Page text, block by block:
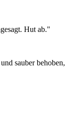
Hut ab."
sauber